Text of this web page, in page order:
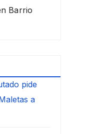
Barrio
pide
a